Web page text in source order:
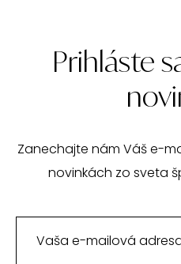
Prihláste
Zanechajte nám Váš e-
novinkách zo sveta